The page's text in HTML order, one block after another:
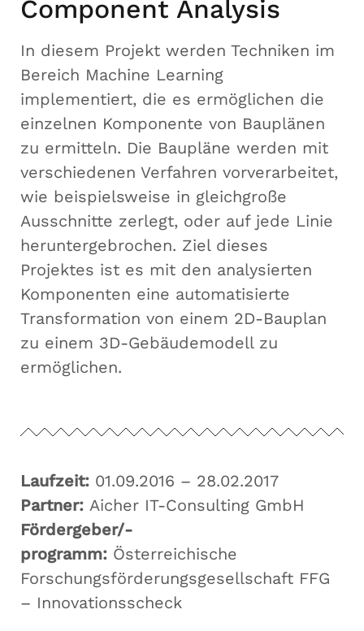
Component Analysis
In diesem Projekt werden Techniken im
Bereich Machine Learning
implementiert, die es ermöglichen die
einzelnen Komponente von Bauplänen
zu ermitteln. Die Baupläne werden mit
verschiedenen Verfahren vorverarbeitet,
wie beispielsweise in gleichgroße
Ausschnitte zerlegt, oder auf jede Linie
heruntergebrochen. Ziel dieses
Projektes ist es mit den analysierten
Komponenten eine automatisierte
Transformation von einem 2D-Bauplan
zu einem 3D-Gebäudemodell zu
ermöglichen.
Laufzeit: 01.09.2016 – 28.02.2017
Partner: Aicher IT-Consulting GmbH
Fördergeber/-
programm: Österreichische
Forschungsförderungsgesellschaft FFG
– Innovationsscheck